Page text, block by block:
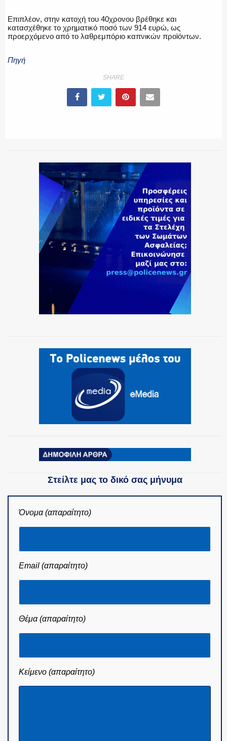
ΕΝΟΠΛΕΣ ΔΥΝΑΜΕΙΣ
ΟΠΛΑ/ΕΞΟΠΛΙΣΜΟΣ
Επιπλέον, στην κατοχή του 40χρονου βρέθηκε και
κατασχέθηκε το χρηματικό ποσό των 914 ευρώ, ως
προερχόμενο από το λαθρεμπόριο καπνικών προϊόντων.
Πηγή
SHARE
Στείλτε μας το δικό σας μήνυμα
Όνομα (απαραίτητο)
Email (απαραίτητο)
Θέμα (απαραίτητο)
Κείμενο (απαραίτητο)